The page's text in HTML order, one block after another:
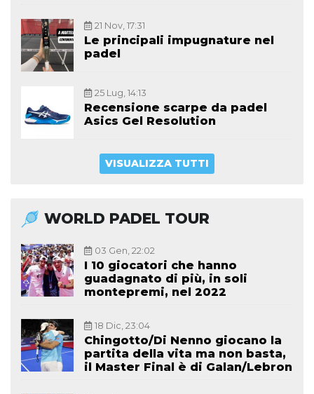
21 Nov, 17:31
Le principali impugnature nel
padel
25 Lug, 14:13
Recensione scarpe da padel
Asics Gel Resolution
VISUALIZZA TUTTI
WORLD PADEL TOUR
03 Gen, 22:02
I 10 giocatori che hanno
guadagnato di più, in soli
montepremi, nel 2022
18 Dic, 23:04
Chingotto/Di Nenno giocano la
partita della vita ma non basta,
il Master Final è di Galan/Lebron